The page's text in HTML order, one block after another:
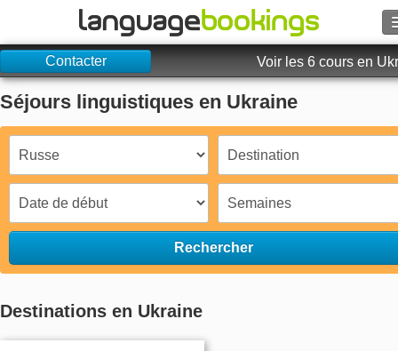
Contactez-nous
PARCOURIR
Se connecter
Monnaie
Contacter Voir les 6 cours en
Séjours linguistiques en Ukraine
Rechercher
Destinations en Ukraine